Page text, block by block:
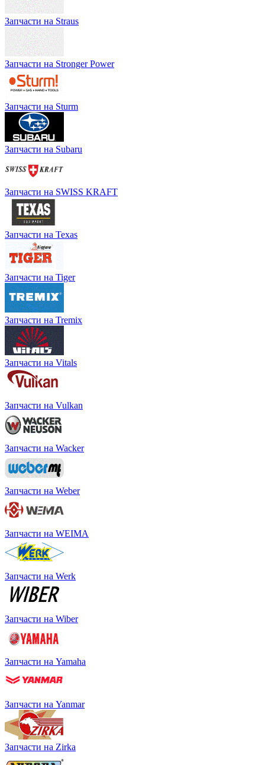
Запчасти на Straus
Запчасти на Stronger Power
Запчасти на Sturm
Запчасти на Subaru
Запчасти на SWISS KRAFT
Запчасти на Texas
Запчасти на Tiger
Запчасти на Tremix
Запчасти на Vitals
Запчасти на Vulkan
Запчасти на Wacker
Запчасти на Weber
Запчасти на WEIMA
Запчасти на Werk
Запчасти на Wiber
Запчасти на Yamaha
Запчасти на Yanmar
Запчасти на Zirka